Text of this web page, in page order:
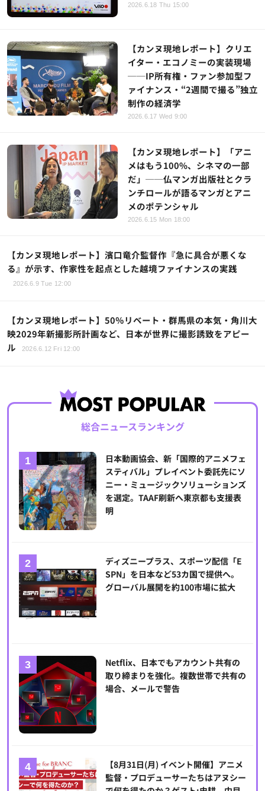
2026.6.18 Thu 15:00
【カンヌ現地レポート】クリエ
イター・エコノミーの実装現場
──IP所有権・ファン参加型フ
ァイナンス・“2週間で撮る”独立
制作の経済学
2026.6.17 Wed 9:00
【カンヌ現地レポート】「アニ
メはもう100%、シネマの一部
だ」──仏マンガ出版社とクラ
ンチロールが語るマンガとアニ
メのポテンシャル
2026.6.15 Mon 18:00
【カンヌ現地レポート】濱口竜介監督作『急に具合が悪くな
る』が示す、作家性を起点とした越境ファイナンスの実践
2026.6.9 Tue 12:00
【カンヌ現地レポート】50％リベート・群馬県の本気・角川大
映2029年新撮影所計画など、日本が世界に撮影誘致をアピー
ル
2026.6.12 Fri 12:00
総合ニュースランキング
日本動画協会、新「国際的アニメフェ
スティバル」プレイベント委託先にソ
ニー・ミュージックソリューションズ
を選定。TAAF刷新へ東京都も支援表
明
ディズニープラス、スポーツ配信「E
SPN」を日本など53カ国で提供へ。
グローバル展開を約100市場に拡大
Netflix、日本でもアカウント共有の
取り締まりを強化。複数世帯で共有の
場合、メールで警告
【8月31日(月) イベント開催】アニメ
監督・プロデューサーたちはアヌシー